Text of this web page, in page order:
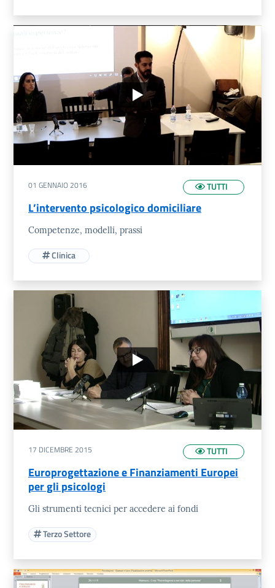
TUTTI
01 GENNAIO 2016
L’intervento psicologico domiciliare
Competenze, modelli, prassi
Clinica
TUTTI
17 DICEMBRE 2015
Europrogettazione e Finanziamenti Europei
per gli psicologi
Gli strumenti tecnici per accedere ai fondi
Terzo Settore